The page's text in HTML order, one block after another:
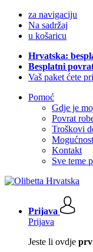
za navigaciju
Na sadržaj
u košaricu
Hrvatska:
Besplatni
Vaš paket ćete
Pomoć
Gdje je
Povrat
Troškovi
Kontakt
Sve teme
Prijava
Prijava
Jeste li ovdje